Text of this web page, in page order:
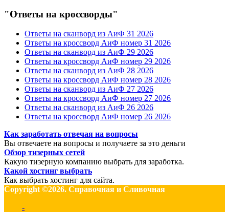
"Ответы на кроссворды"
Ответы на сканворд из АиФ 31 2026
Ответы на кроссворд АиФ номер 31 2026
Ответы на сканворд из АиФ 29 2026
Ответы на кроссворд АиФ номер 29 2026
Ответы на сканворд из АиФ 28 2026
Ответы на кроссворд АиФ номер 28 2026
Ответы на сканворд из АиФ 27 2026
Ответы на кроссворд АиФ номер 27 2026
Ответы на сканворд из АиФ 26 2026
Ответы на кроссворд АиФ номер 26 2026
Как заработать отвечая на вопросы
Вы отвечаете на вопросы и получаете за это деньги
Обзор тизерных сетей
Какую тизерную компанию выбрать для заработка.
Какой хостинг выбрать
Как выбрать хостинг для сайта.
Copyright ©2026. Справочная и Сливочная
-